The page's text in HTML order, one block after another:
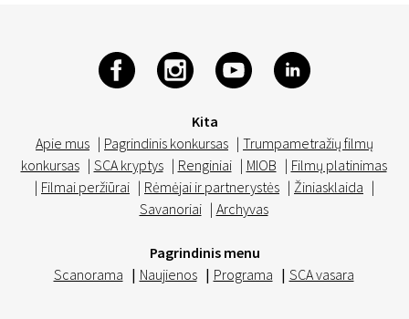
Kita
Apie mus | Pagrindinis konkursas | Trumpametražių filmų
konkursas | SCA kryptys | Renginiai | MIOB | Filmų platinimas
| Filmai peržiūrai | Rėmėjai ir partnerystės | Žiniasklaida |
Savanoriai | Archyvas
Pagrindinis menu
Scanorama | Naujienos | Programa | SCA vasara